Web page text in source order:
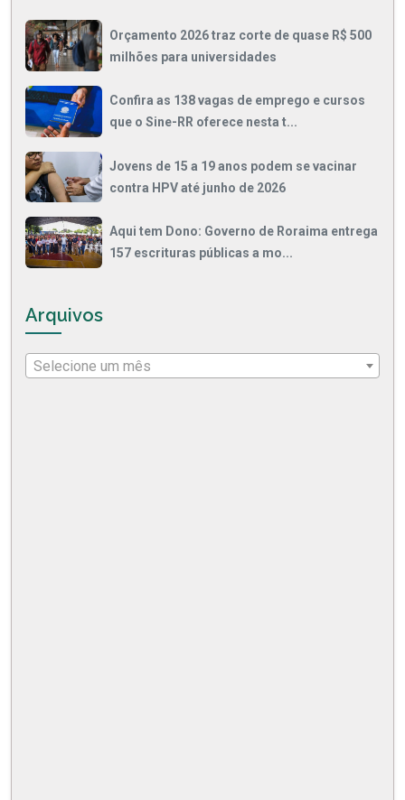
Orçamento 2026 traz corte de quase R$ 500
milhões para universidades
Confira as 138 vagas de emprego e cursos
que o Sine-RR oferece nesta t...
Jovens de 15 a 19 anos podem se vacinar
contra HPV até junho de 2026
Aqui tem Dono: Governo de Roraima entrega
157 escrituras públicas a mo...
Arquivos
Selecione um mês